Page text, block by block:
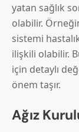
yatan sağlık
olabilir.
sistemi
ilişkili olabilir.
için detaylı
önem taşır.
Ağız